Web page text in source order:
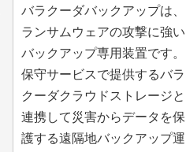
バラクーダバックアップは、
ランサムウェアの攻撃に強い
バックアップ専用装置です。
保守サービスで提供するバラ
クーダクラウドストレージと
連携して災害からデータを保
護する遠隔地バックアップ運